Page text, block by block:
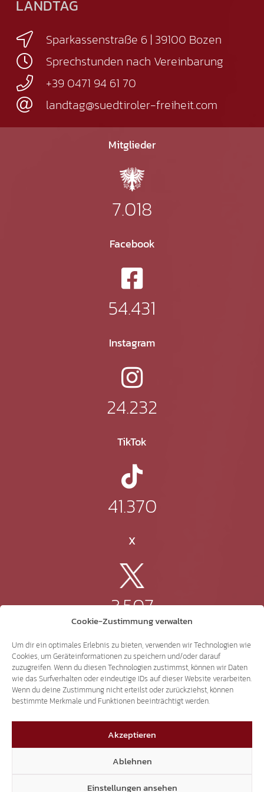
Cookie-Zustimmung verwalten
Um dir ein optimales Erlebnis zu bieten, verwenden wir Technologien wie
Cookies, um Geräteinformationen zu speichern und/oder darauf
zuzugreifen. Wenn du diesen Technologien zustimmst, können wir Daten
wie das Surfverhalten oder eindeutige IDs auf dieser Website verarbeiten.
Wenn du deine Zustimmung nicht erteilst oder zurückziehst, können
bestimmte Merkmale und Funktionen beeinträchtigt werden.
Akzeptieren
Ablehnen
Einstellungen ansehen
LANDTAG
Sparkassenstraße 6 | 39100 Bozen
Sprechstunden nach Vereinbarung
+39 0471 94 61 70
landtag@suedtiroler-freiheit.com
Mitglieder
7.018
Facebook
54.431
Instagram
24.232
TikTok
41.370
X
3.507
Threads
3.401
YouTube